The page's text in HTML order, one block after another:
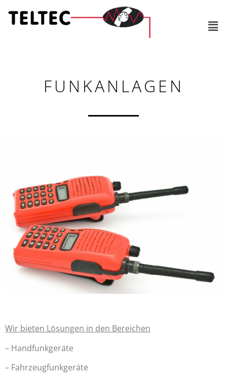
FUNKANLAGEN
Wir bieten Lösungen in den Bereichen
– Handfunkgeräte
– Fahrzeugfunkgeräte